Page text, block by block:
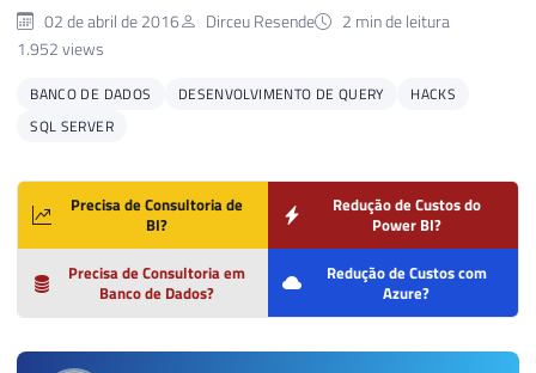
02 de abril de 2016 Dirceu Resende
2 min de leitura
1.952 views
BANCO DE DADOS DESENVOLVIMENTO DE QUERY
HACKS
SQL SERVER
Precisa de Consultoria de
BI?
Redução de Custos do
Power BI?
Precisa de Consultoria em
Banco de Dados?
Redução de Custos com
Azure?